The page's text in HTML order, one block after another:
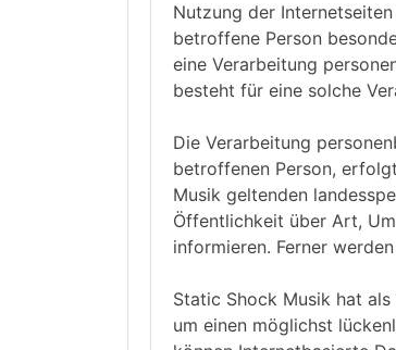
Nutzung der
betroffene Person
eine Verarbeitung
besteht für eine solche
Die Verarbeitung
betroffenen Person,
Musik geltenden
Öffentlichkeit über Art,
informieren. Ferner
Static Shock Musik hat
um einen möglichst